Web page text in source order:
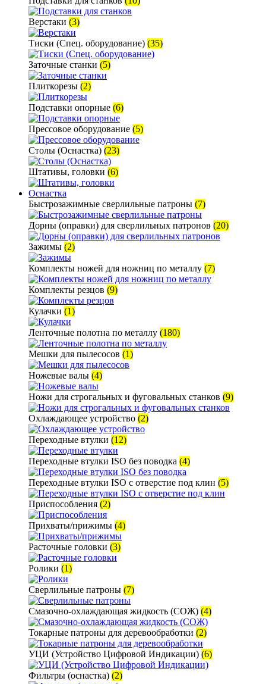
Верстаки (3)
Тиски (Спец. оборудование) (35)
Заточные станки (5)
Плиткорезы (2)
Подставки опорные (6)
Прессовое оборудование (5)
Столы (Оснастка) (23)
Штативы, головки (6)
Оснастка
Быстрозажимные сверлильные патроны (7)
Дорны (оправки) для сверлильных патронов (20)
Зажимы (2)
Комплекты ножей для ножниц по металлу (7)
Комплекты резцов (9)
Кулачки (1)
Ленточные полотна по металлу (180)
Мешки для пылесосов (1)
Ножевые валы (4)
Ножи для строгальных и фуговальных станков (9)
Охлаждающее устройство (2)
Переходные втулки (12)
Переходные втулки ISO без поводка (4)
Переходные втулки ISO с отверстие под клин (5)
Приспособления (2)
Прихваты/прижимы (4)
Расточные головки (3)
Ролики (1)
Сверлильные патроны (7)
Смазочно-охлаждающая жидкость (СОЖ) (4)
Токарные патроны для деревообработки (2)
УЦИ (Устройство Цифровой Индикации) (6)
Фильтры (оснастка) (2)